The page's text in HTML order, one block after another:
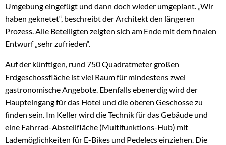
Umgebung eingefügt und dann doch wieder umgeplant. „Wir
haben geknetet“, beschreibt der Architekt den längeren
Prozess. Alle Beteiligten zeigten sich am Ende mit dem finalen
Entwurf „sehr zufrieden“.
Auf der künftigen, rund 750 Quadratmeter großen
Erdgeschossfläche ist viel Raum für mindestens zwei
gastronomische Angebote. Ebenfalls ebenerdig wird der
Haupteingang für das Hotel und die oberen Geschosse zu
finden sein. Im Keller wird die Technik für das Gebäude und
eine Fahrrad-Abstellfläche (Multifunktions-Hub) mit
Lademöglichkeiten für E-Bikes und Pedelecs einziehen. Die